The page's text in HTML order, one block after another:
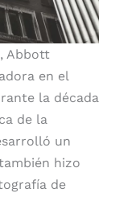
Abbott
en el
la década
de la
un
hizo
de